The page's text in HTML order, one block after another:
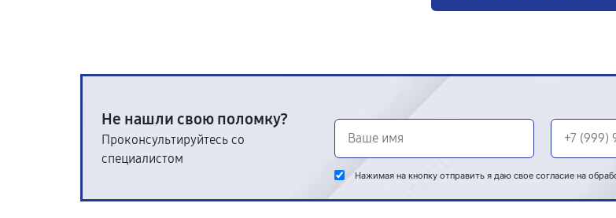
Не нашли свою поломку?
Проконсультируйтесь со
специалистом
Нажимая на кнопку отправить я даю свое согласие на